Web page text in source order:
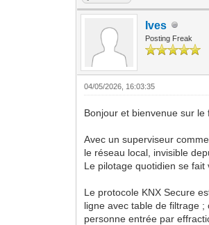
Ives
Posting Freak
04/05/2026, 16:03:35
Bonjour et bienvenue sur le
Avec un superviseur
le réseau local, invisible
Le pilotage quotidien se
Le protocole KNX Secure
ligne avec table de filtrage
personne entrée par